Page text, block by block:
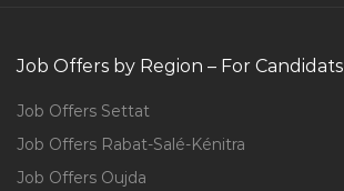
Job Offers by Region – For Candidats
Job Offers Settat
Job Offers Rabat-Salé-Kénitra
Job Offers Oujda